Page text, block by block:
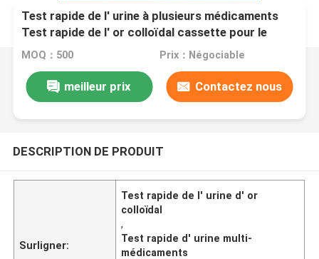
Test rapide de l' urine à plusieurs médicaments
Test rapide de l' or colloïdal cassette pour le
diagnostic
MOQ：500 Prix：Négociable
meilleur prix Contactez nous
DESCRIPTION DE PRODUIT
Surligner:
Test rapide de l' urine d' or
colloïdal
,
Test rapide d' urine multi-
médicaments